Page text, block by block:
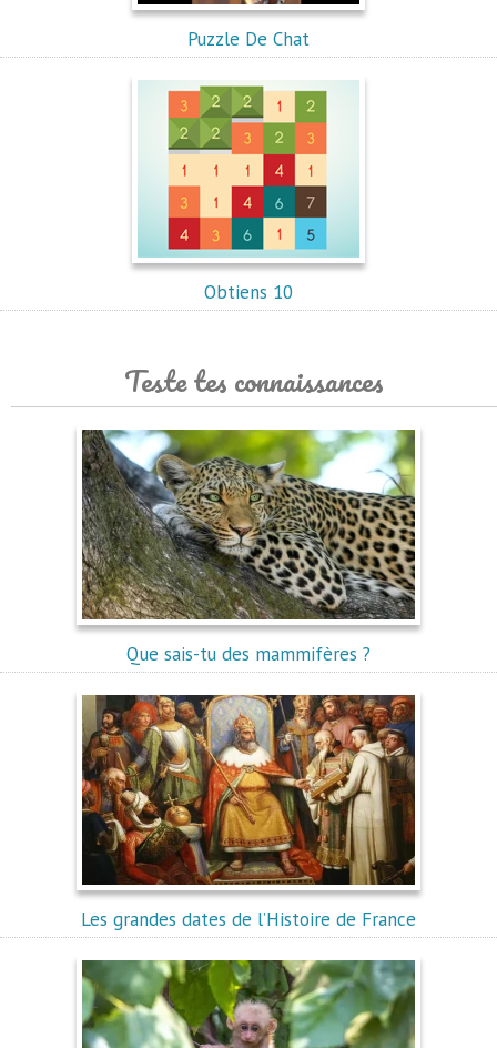
Puzzle De Chat
Obtiens 10
Teste tes connaissances
Que sais-tu des mammifères ?
Les grandes dates de l’Histoire de France